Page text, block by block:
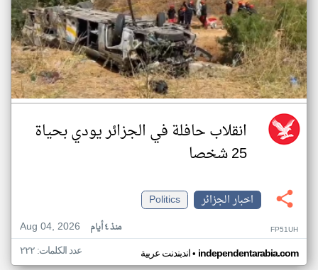
انقلاب حافلة في الجزائر يودي بحياة
25 شخصا
اخبار الجزائر
Politics
Aug 04, 2026
منذ ٤ أيام FP51UH
اندبندنت عربية• independentarabia.com عدد الكلمات: ٢٢٢